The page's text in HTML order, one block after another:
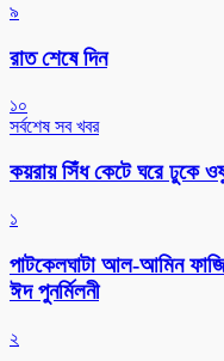
৯
রাত শেষে দিন
১০
সর্বশেষ সব খবর
কয়রায় সিঁধ কেটে ঘরে ঢুকে
১
পাটকেলঘাটা আল-আমিন
ঈদ পুনর্মিলনী
২